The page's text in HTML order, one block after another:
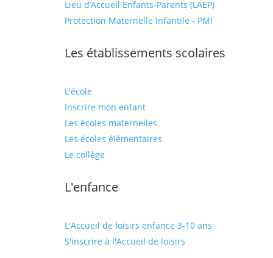
Lieu d’Accueil Enfants-Parents (LAEP)
Protection Maternelle Infantile - PMI
Les établissements scolaires
L'école
Inscrire mon enfant
Les écoles maternelles
Les écoles élémentaires
Le collège
L'enfance
L'Accueil de loisirs enfance 3-10 ans
S'inscrire à l'Accueil de loisirs